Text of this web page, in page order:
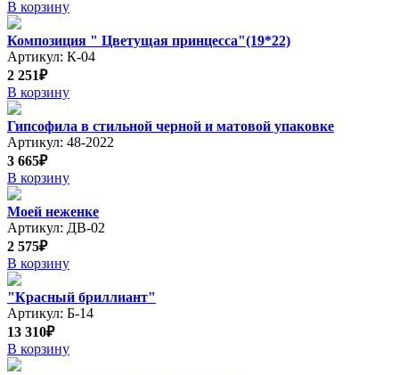
В корзину
Композиция " Цветущая принцесса"(19*22)
Артикул: К-04
2 251₽
В корзину
Гипсофила в стильной черной и матовой упаковке
Артикул: 48-2022
3 665₽
В корзину
Моей неженке
Артикул: ДВ-02
2 575₽
В корзину
"Красный бриллиант"
Артикул: Б-14
13 310₽
В корзину